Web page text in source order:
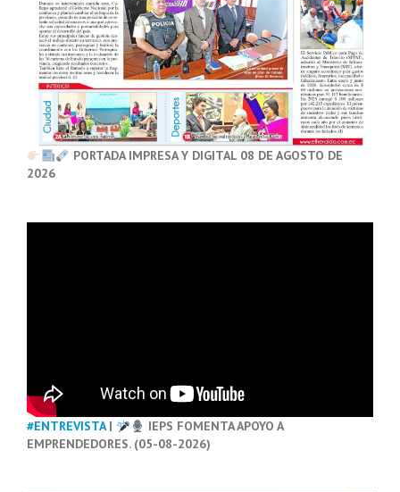
PORTADA IMPRESA Y DIGITAL 08 DE AGOSTO DE
2026
#ENTREVISTA|
IEPS FOMENTA APOYO A
EMPRENDEDORES. (05-08-2026)